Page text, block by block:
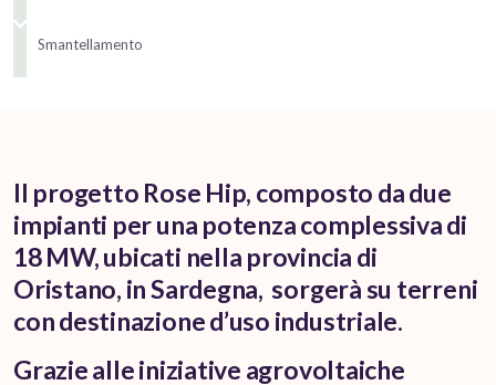
Smantellamento
Il progetto Rose Hip, composto da due
impianti per una potenza complessiva di
18 MW, ubicati nella provincia di
Oristano, in Sardegna, sorgerà su terreni
con destinazione d’uso industriale.
Grazie alle iniziative agrovoltaiche